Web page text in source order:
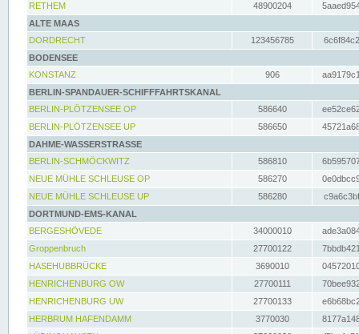
RETHEM
48900204
ALTE MAAS
DORDRECHT
123456785
BODENSEE
KONSTANZ
906
BERLIN-SPANDAUER-SCHIFFFAHRTSKANAL
BERLIN-PLÖTZENSEE OP
586640
BERLIN-PLÖTZENSEE UP
586650
DAHME-WASSERSTRASSE
BERLIN-SCHMÖCKWITZ
586810
NEUE MÜHLE SCHLEUSE OP
586270
NEUE MÜHLE SCHLEUSE UP
586280
DORTMUND-EMS-KANAL
BERGESHÖVEDE
34000010
Groppenbruch
27700122
HASEHUBBRÜCKE
3690010
HENRICHENBURG OW
27700111
HENRICHENBURG UW
27700133
HERBRUM HAFENDAMM
3770030